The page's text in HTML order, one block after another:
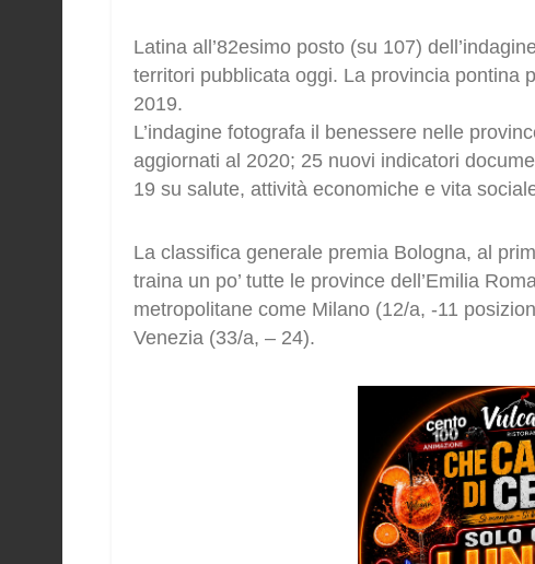
Latina all’82esimo posto (su 107)
territori pubblicata oggi. La provincia pontina
2019.
L’indagine fotografa il benessere nelle
aggiornati al 2020; 25 nuovi indicatori
19 su salute, attività economiche e vita
La classifica generale premia Bologna, al
traina un po’ tutte le province dell’Emilia
metropolitane come Milano (12/a, -11
Venezia (33/a, – 24).